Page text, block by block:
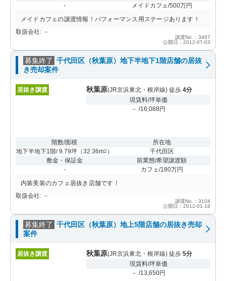
-
メイドカフェ/500万円
メイドカフェの譲渡情報！パフォーマンス用ステージあります！
取扱会社: －
譲渡No.：3467
公開日：2012-07-03
募集終了 千代田区（秋葉原）地下半地下1階店舗の居抜
き売却案件
居抜き譲渡 秋葉原(JR京浜東北・根岸線) 徒歩 4分
現賃料/坪単価
－ /16,088円
階数/面積
地下半地下1階/ 9.79坪（32.36m2 ）
所在地
千代田区
敷金・保証金
-
前業態/希望譲渡額
カフェ/180万円
内装美装のカフェ居抜き店舗です！
取扱会社: －
譲渡No.：3104
公開日：2012-01-18
募集終了 千代田区（秋葉原）地上5階店舗の居抜き売却
案件
居抜き譲渡 秋葉原(JR京浜東北・根岸線) 徒歩 5分
現賃料/坪単価
－ /13,650円